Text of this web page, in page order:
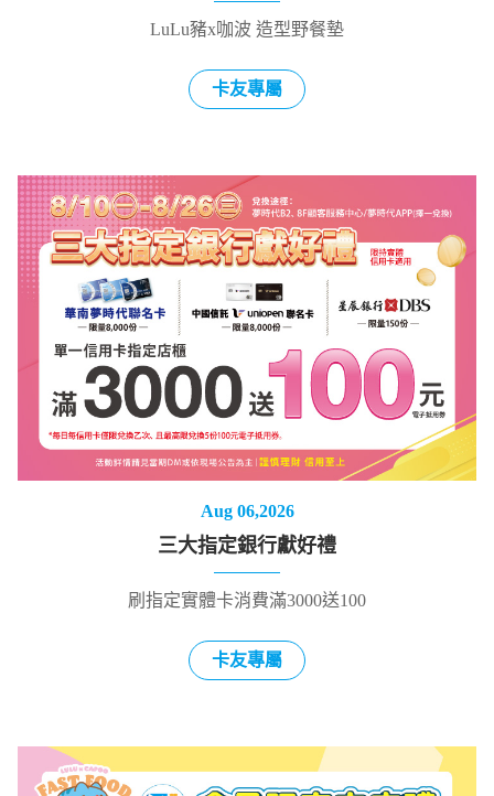
LuLu豬x咖波 造型野餐墊
卡友專屬
Aug 06,2026
三大指定銀行獻好禮
刷指定實體卡消費滿3000送100
卡友專屬